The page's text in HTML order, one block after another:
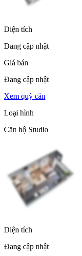
Diện tích
Đang cập nhật
Giá bán
Đang cập nhật
Xem quỹ căn
Loại hình
Căn hộ Studio
Diện tích
Đang cập nhật